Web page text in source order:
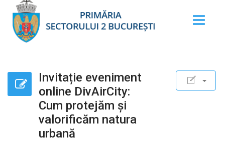
Invitație eveniment
online DivAirCity:
Cum protejăm și
valorificăm natura
urbană